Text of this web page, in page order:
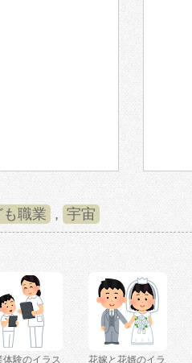
も職業 , 宇宙
体験のイラス
花嫁と花婿のイラ